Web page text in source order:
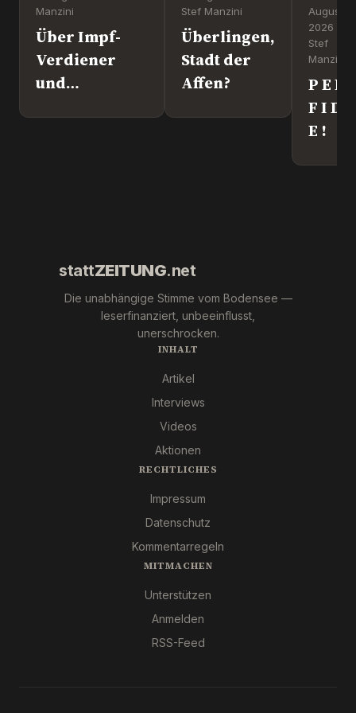
Manzini
Über Impf-
Verdiener
und
Stef Manzini
Überlingen,
Stadt der
Affen?
August
2026 ·
Stef
Manzini
P E R
F I D
E !
stattZEITUNG.net
Die unabhängige Stimme vom Bodensee —
leserfinanziert, unbeeinflusst,
unerschrocken.
INHALT
Artikel
Interviews
Videos
Aktionen
RECHTLICHES
Impressum
Datenschutz
Kommentarregeln
MITMACHEN
Unterstützen
Anmelden
RSS-Feed